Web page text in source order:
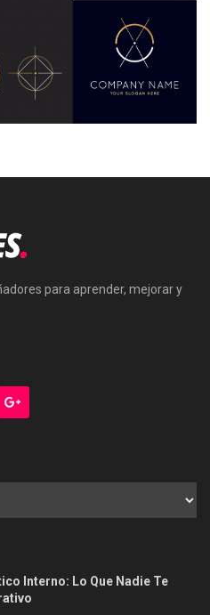
para aprender, mejorar y
Interno: Lo Que Nadie Te